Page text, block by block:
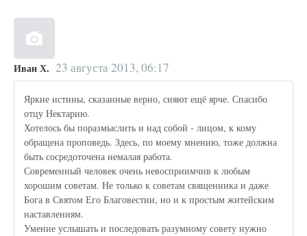
Иван Х. 23 августа 2013, 06:17
Яркие истины, сказанные верно, сияют ещё ярче. Спасибо
отцу Нектарию.
Хотелось бы поразмыслить и над собой - лицом, к кому
обращена проповедь. Здесь, по моему мнению, тоже должна
быть сосредоточена немалая работа.
Современный человек очень невосприимчив к любым
хорошим советам. Не только к советам священника и даже
Бога в Святом Его Благовестии, но и к простым житейским
наставлениям.
Умение услышать и последовать разумному совету нужно